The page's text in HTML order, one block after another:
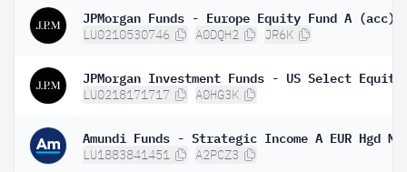
JPMorgan Funds - Europe Equity Fund A (acc)
LU0210530746 A0DQH2 JR6K
LU0218171717 A0HG3K
LU1883841451 A2PCZ3